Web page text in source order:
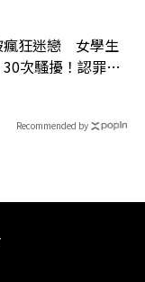
瘋狂迷戀 女學生
次騷擾！認罪免
Recommended by